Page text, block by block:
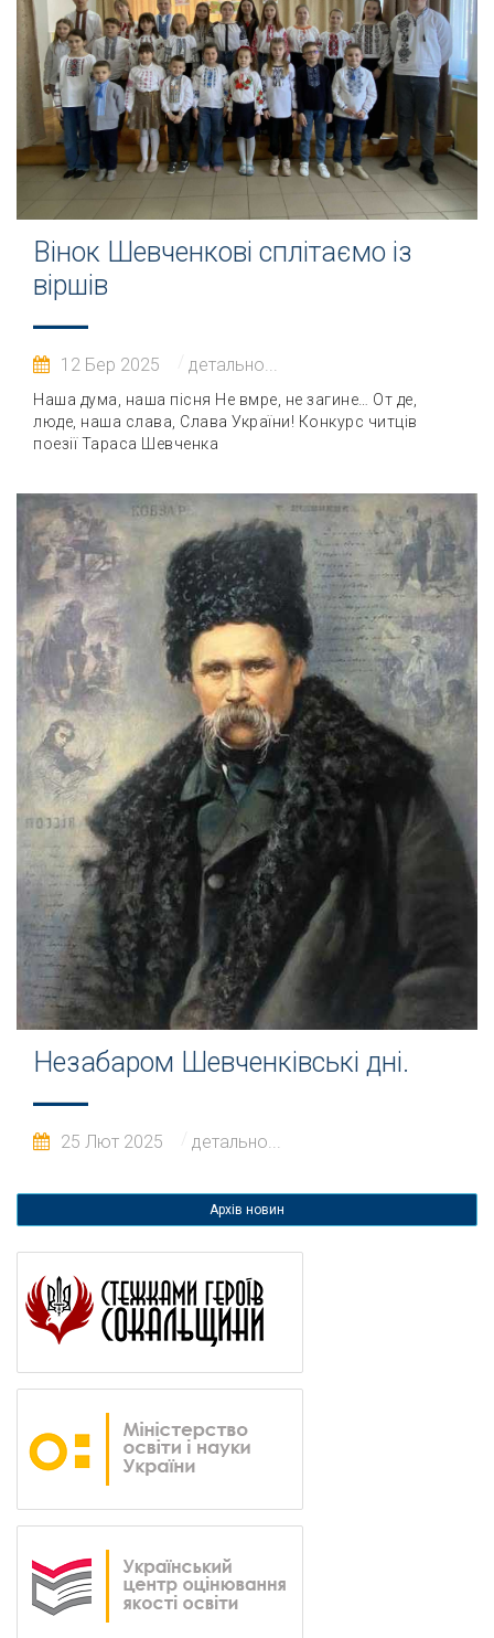
Вінок Шевченкові сплітаємо із
віршів
12 Бер 2025 детально...
Наша дума, наша пісня Не вмре, не загине… От де,
люде, наша слава, Слава України! Конкурс читців
поезії Тараса Шевченка
Незабаром Шевченківські дні.
25 Лют 2025 детально...
Архів новин